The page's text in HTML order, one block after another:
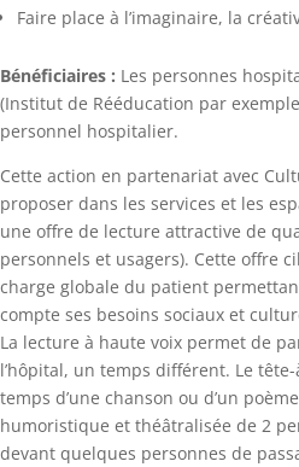
Faire place à l’imaginaire, la
Bénéficiaires : Les personnes
(Institut de Rééducation par
personnel hospitalier.
Cette action en partenariat avec
proposer dans les services et les
une offre de lecture attractive de
personnels et usagers). Cette offre
charge globale du patient
compte ses besoins sociaux et
La lecture à haute voix permet de
l’hôpital, un temps différent. Le
temps d’une chanson ou d’un
humoristique et théâtralisée de 2
devant quelques personnes de